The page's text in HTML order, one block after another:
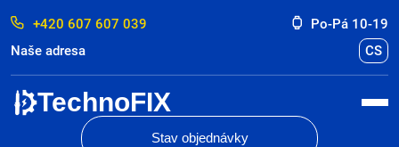
+420 607 607 039
Po-Pá 10-19
Naše adresa
CS
TechnoFIX
Stav objednávky